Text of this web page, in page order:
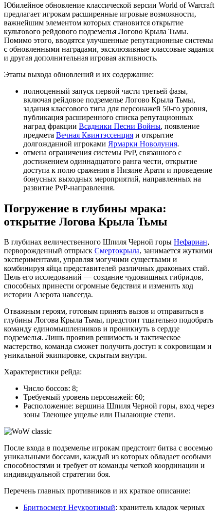
Юбилейное обновление классической версии World of Warcraft
предлагает игрокам расширенные игровые возможности,
важнейшим элементом которых становится открытие
культового рейдового подземелья Логово Крыла Тьмы.
Помимо этого, вводятся улучшенные репутационные системы
с обновленными наградами, эксклюзивные классовые задания
и другая дополнительная игровая активность.
Этапы выхода обновлений и их содержание:
полноценный запуск первой части третьей фазы,
включая рейдовое подземелье Логово Крыла Тьмы,
задания классового типа для персонажей 50-го уровня,
публикация расширенного списка репутационных
наград фракции Всадники Песни Войны, появление
предмета Вечная Квинтэссенция и открытие
долгожданной игроками Ярмарки Новолуния.
отмена ограничения системы PvP, связанного с
достижением одиннадцатого ранга чести, открытие
доступа к полю сражения в Низине Арати и проведение
бонусных выходных мероприятий, направленных на
развитие PvP-направления.
Погружение в глубины мрака:
открытие Логова Крыла Тьмы
В глубинах величественного Шпиля Черной горы Нефариан,
перворожденный отпрыск Смертокрыла, занимается жуткими
экспериментами, управляя могучими существами и
комбинируя яйца представителей различных драконьих стай.
Цель его исследований — создание чудовищных гибридов,
способных принести огромные бедствия и изменить ход
истории Азерота навсегда.
Отважным героям, готовым принять вызов и отправиться в
глубины Логова Крыла Тьмы, предстоит тщательно подобрать
команду единомышленников и проникнуть в сердце
подземелья. Лишь проявив решимость и тактическое
мастерство, команда сможет получить доступ к сокровищам и
уникальной экипировке, скрытым внутри.
Характеристики рейда:
Число боссов: 8;
Требуемый уровень персонажей: 60;
Расположение: вершина Шпиля Черной горы, вход через
зоны Тлеющее ущелье или Пылающие степи.
После входа в подземелье игрокам предстоит битва с восемью
уникальными боссами, каждый из которых обладает особыми
способностями и требует от команды четкой координации и
индивидуальной стратегии боя.
Перечень главных противников и их краткое описание:
Бритвосмерт Неукротимый: хранитель кладок черных